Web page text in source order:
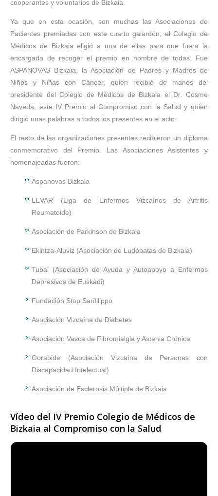
cooperantes y voluntarios de Bizkaia.
Ya que en esta ocasión, son muchas las Asociaciones de
Pacientes premiadas con este cuarto galardón, el Colegio de
Médicos de Bizkaia eligió a una de ellas para que fuera la
encargada de recoger el premio en nombre de todas. Fue
ASPANOVAS Bizkaia, la Asociación de Padres y Madres de
Niños y Niñas con Cáncer, quien recibió de manos del
presidente del Colegio de Médicos de Bizkaia el Dr. Cosme
Naveda, este IV Premio al Compromiso con la Salud y quien
dirigió unas palabras a todos los presentes en el acto.
El resto de las organizaciones presentes recibieron un diploma
conmemorativo del Premio. Las Asociaciones Asistentes y
homenajeadas fueron:
Aspanovas Bizkaia
LEVAR (Liga de Enfermos Vizcaínos de Artritis
Reumatoide)
Asociación de Parkinson de Bizkaia
Ekintza-Aluviz (Asociación de Ludópatas de Bizkaia)
Tubal (Asociación de Ayuda y Autoapoyo a Enfermos
Depresivos de Euskadi)
Fundación Stop Sanfilippo
Asociación Vizcaína de Diabetes
Asociación Vasca de Fibromialgia y Astenia Crónica
Gorabide (Asociación Vizcaína de Personas con
Discapacidad Intelectual)
Asociación de Esclerosis Múltiple de Bizkaia
Vídeo del IV Premio Colegio de Médicos de
Bizkaia al Compromiso con la Salud